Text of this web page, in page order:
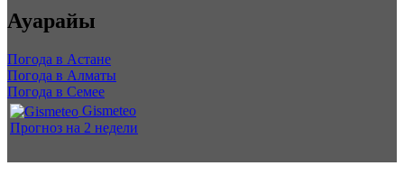
Ауарайы
Погода в Астане
Погода в Алматы
Погода в Семее
Gismeteo
Прогноз на 2 недели